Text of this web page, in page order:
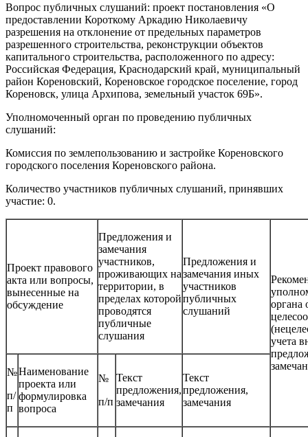
Вопрос публичных слушаний: проект постановления «О
предоставлении Короткому Аркадию Николаевичу
разрешения на отклонение от предельных параметров
разрешенного строительства, реконструкции объектов
капитального строительства, расположенного по адресу:
Российская Федерация, Краснодарский край, муниципальный
район Кореновский, Кореновское городское поселение, город
Кореновск, улица Архипова, земельный участок 69Б».
Уполномоченный орган по проведению публичных
слушаний:
Комиссия по землепользованию и застройке Кореновского
городского поселения Кореновского района.
Количество участников публичных слушаний, принявших
участие: 0.
Проект правового
акта или вопросы,
вынесенные на
обсуждение
Предложения и
замечания
участников,
проживающих на
территории, в
пределах которой
проводятся
публичные
слушания
Предложения и
замечания иных
участников
публичных
слушаний
органа
учета
№
п/
п
Наименование
проекта или
формулировка
вопроса
№
п/п
Текст
предложения,
замечания
Текст
предложения,
замечания